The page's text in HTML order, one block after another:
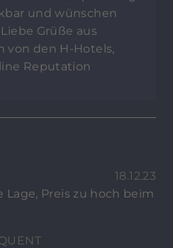
und wünschen
Grüße aus
von den H-Hotels,
Reputation
18.12.23
Lage, Preis zu hoch beim